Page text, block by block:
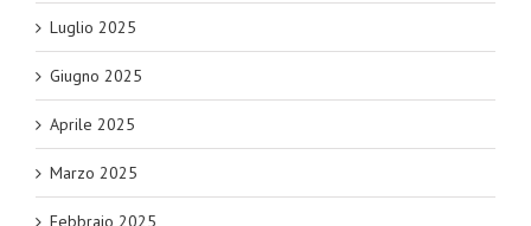
Luglio 2025
Giugno 2025
Aprile 2025
Marzo 2025
Febbraio 2025